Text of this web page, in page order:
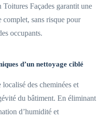
Façades garantit une
sans risque pour
occupants.
d’un nettoyage ciblé
des cheminées et
du bâtiment. En éliminant
d’humidité et